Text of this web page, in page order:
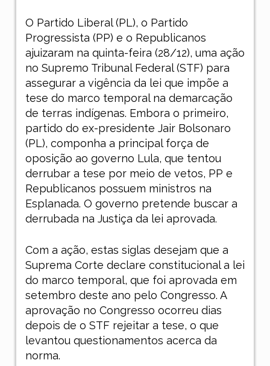
O Partido Liberal (PL), o Partido
Progressista (PP) e o Republicanos
ajuizaram na quinta-feira (28/12), uma ação
no Supremo Tribunal Federal (STF) para
assegurar a vigência da lei que impõe a
tese do marco temporal na demarcação
de terras indígenas. Embora o primeiro,
partido do ex-presidente Jair Bolsonaro
(PL), componha a principal força de
oposição ao governo Lula, que tentou
derrubar a tese por meio de vetos, PP e
Republicanos possuem ministros na
Esplanada. O governo pretende buscar a
derrubada na Justiça da lei aprovada.
Com a ação, estas siglas desejam que a
Suprema Corte declare constitucional a lei
do marco temporal, que foi aprovada em
setembro deste ano pelo Congresso. A
aprovação no Congresso ocorreu dias
depois de o STF rejeitar a tese, o que
levantou questionamentos acerca da
norma.